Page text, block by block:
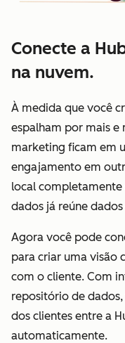
Conecte a
na nuvem.
À medida que você
espalham por mais e
marketing ficam em
engajamento em
local
dados já reúne
Agora você pode
para criar uma visão
com o cliente. Com
repositório de
dos clientes entre a
automaticamente.